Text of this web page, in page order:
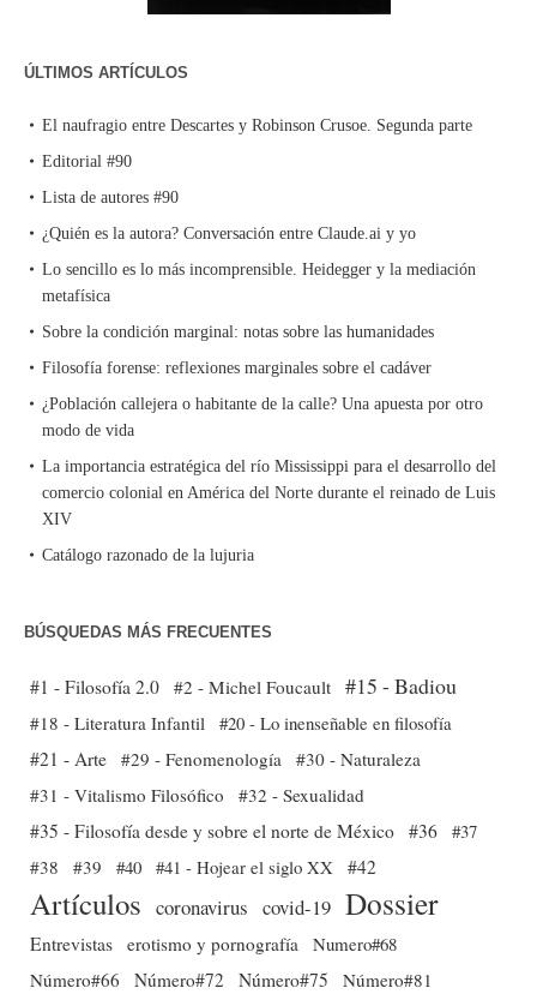
ÚLTIMOS ARTÍCULOS
El naufragio entre Descartes y Robinson Crusoe. Segunda parte
Editorial #90
Lista de autores #90
¿Quién es la autora? Conversación entre Claude.ai y yo
Lo sencillo es lo más incomprensible. Heidegger y la mediación
metafísica
Sobre la condición marginal: notas sobre las humanidades
Filosofía forense: reflexiones marginales sobre el cadáver
¿Población callejera o habitante de la calle? Una apuesta por otro
modo de vida
La importancia estratégica del río Mississippi para el desarrollo del
comercio colonial en América del Norte durante el reinado de Luis
XIV
Catálogo razonado de la lujuria
BÚSQUEDAS MÁS FRECUENTES
#1 - Filosofía 2.0 #2 - Michel Foucault #15 - Badiou
#18 - Literatura Infantil #20 - Lo inenseñable en filosofía
#21 - Arte #29 - Fenomenología
#30 - Naturaleza
#31 - Vitalismo Filosófico
#32 - Sexualidad
#35 - Filosofía desde y sobre el norte de México #36 #37
#38
#39 #40 #41 - Hojear el siglo XX #42
Artículos coronavirus covid-19 Dossier
Entrevistas erotismo y pornografía
Numero#68
Número#66
Número#72 Número#75
Número#81